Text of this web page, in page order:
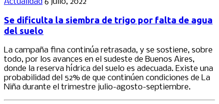
Se dificulta la siembra de trigo por falta de agua
del suelo
La campaña fina continúa retrasada, y se sostiene, sobre
todo, por los avances en el sudeste de Buenos Aires,
donde la reserva hídrica del suelo es adecuada. Existe una
probabilidad del 52% de que continúen condiciones de La
Niña durante el trimestre julio-agosto-septiembre.